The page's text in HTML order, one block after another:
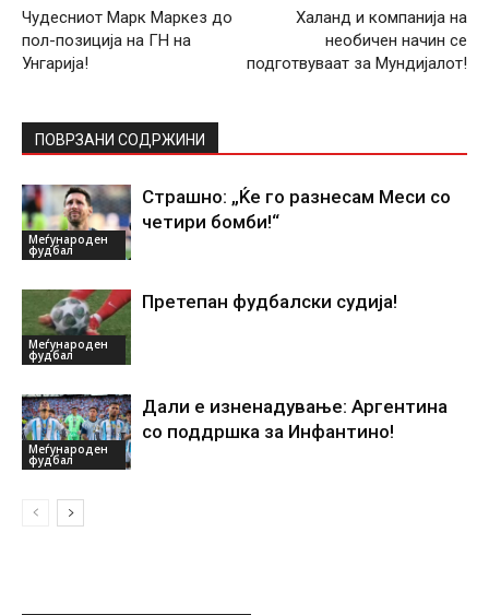
Чудесниот Марк Маркез до
пол-позиција на ГН на
Унгарија!
Халанд и компанија на
необичен начин се
подготвуваат за Мундијалот!
ПОВРЗАНИ СОДРЖИНИ
Меѓународен
фудбал
Страшно: „Ќе го разнесам Меси со
четири бомби!“
Меѓународен
фудбал
Претепан фудбалски судија!
Меѓународен
фудбал
Дали е изненадување: Аргентина
со поддршка за Инфантино!